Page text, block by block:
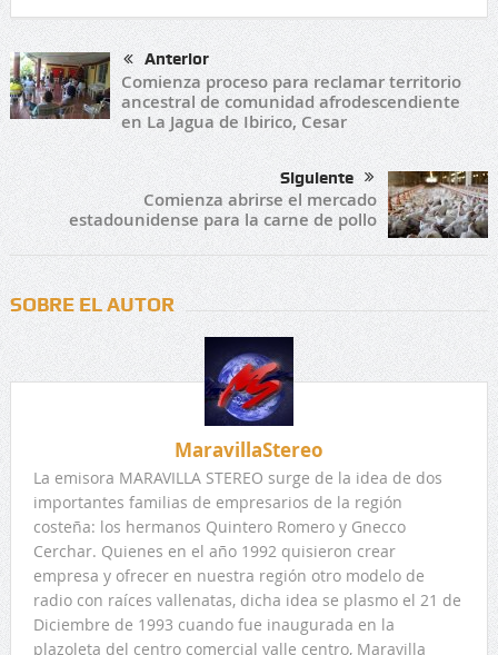
Anterior
Comienza proceso para reclamar territorio
ancestral de comunidad afrodescendiente
en La Jagua de Ibirico, Cesar
Siguiente
Comienza abrirse el mercado
estadounidense para la carne de pollo
SOBRE EL AUTOR
MaravillaStereo
La emisora MARAVILLA STEREO surge de la idea de dos
importantes familias de empresarios de la región
costeña: los hermanos Quintero Romero y Gnecco
Cerchar. Quienes en el año 1992 quisieron crear
empresa y ofrecer en nuestra región otro modelo de
radio con raíces vallenatas, dicha idea se plasmo el 21 de
Diciembre de 1993 cuando fue inaugurada en la
plazoleta del centro comercial valle centro, Maravilla